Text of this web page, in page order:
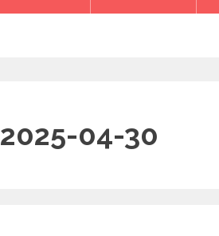
2025-04-30